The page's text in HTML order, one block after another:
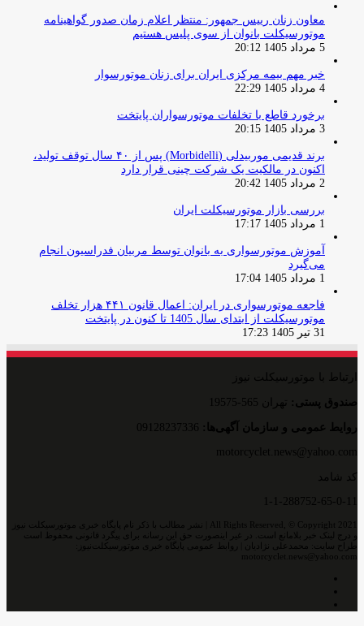
معاون زنان رییس جمهور: منتظر اعلام زمان صدور گواهینامه
موتورسیکلت بانوان از سوی پلیس هستیم
5 مرداد 1405 20:12
خبر مهم بیمه مرکزی ایران برای زنان موتورسوار
4 مرداد 1405 22:29
برخورد قاطع با تخلفات موتورسواران پایتخت
3 مرداد 1405 20:15
برند قدیمی موربیدلی (Morbidelli) پس از ۴۰ سال توقف تولید،
اکنون در مالکیت یک شرکت چینی قرار دارد
2 مرداد 1405 20:42
بررسی بازار موتورسیکلت ایران
1 مرداد 1405 17:17
آموزش موتورسواری به بانوان توسط مربیان فدراسیون انجام
می‌گیرد
1 مرداد 1405 17:04
فاجعه موتورسواری در ایران: اعمال قانون ۴۴۱ هزار تخلف
موتورسیکلت از ابتدای سال 1405 تا کنون در پایتخت
31 تیر 1405 17:23
ارتباط با موتورسیکلت نیوز
صندوق پستی: تهران 565-19575
روایط عمومی و سازمان آگهی‌ها:
motorcyclet.news@yahoo.com
کد شامد
1-1-288752-65-0-11
All Rights Reserved, © Copyright 2021 | نشر مطالب با ذکر نام پایگاه خبری موتورسیکلت نیوز
و درج لینک خبر بلامانع است. در غیر اینصورت حق این رسانه برای پیگرد قانونی محفوظ است
طراح سایت: محمدعلی نژادیان | روابط عمومی پایگاه خبری موتورسیکلت‌نیوز:
motorcyclet.news@yahoo.com